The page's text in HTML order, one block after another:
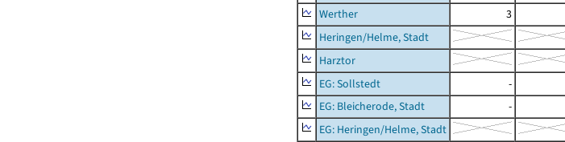
Werther
3
Heringen/Helme, Stadt
Harztor
EG: Sollstedt
-
EG: Bleicherode, Stadt
-
EG: Heringen/Helme, Stadt